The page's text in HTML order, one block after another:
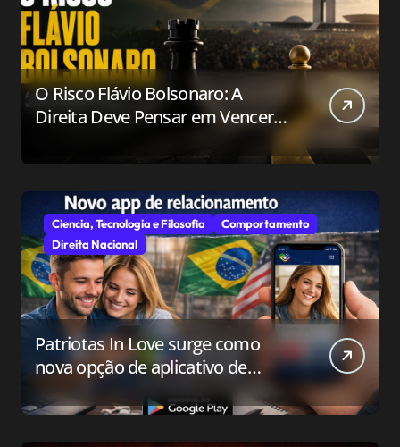
O Risco Flávio Bolsonaro: A
Direita Deve Pensar em Vencer
Ciencia, Tecnologia e Filosofia
Comportamento
Direita Nacional
Patriotas In Love surge como
nova opção de aplicativo de
relacionamento para o público
conservador